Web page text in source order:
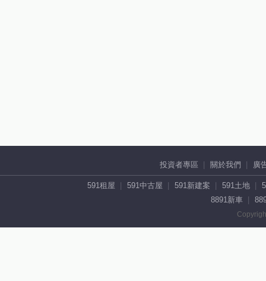
投資者專區 關於我們 廣
591租屋 591中古屋 591新建案 591土地
8891新車